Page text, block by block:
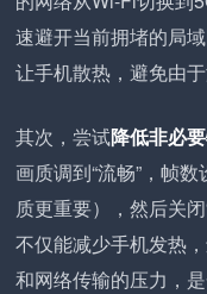
速避开当前拥堵的局
让手机散热，避免由
其次，尝试降低非必
画质调到“流畅”，帧
质更重要），然后关
不仅能减少手机发热
和网络传输的压力，